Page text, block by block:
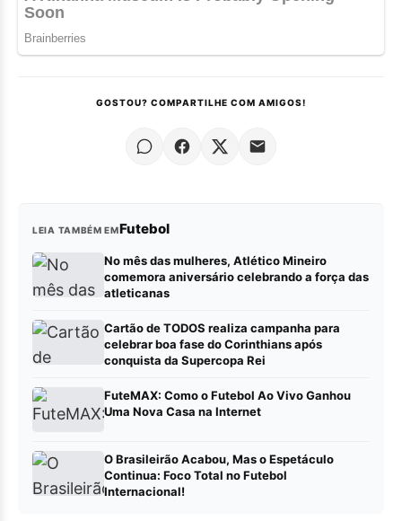
GOSTOU? COMPARTILHE COM AMIGOS!
LEIA TAMBÉM EMFutebol
No mês das mulheres, Atlético Mineiro
comemora aniversário celebrando a força das
atleticanas
Cartão de TODOS realiza campanha para
celebrar boa fase do Corinthians após
conquista da Supercopa Rei
FuteMAX: Como o Futebol Ao Vivo Ganhou
Uma Nova Casa na Internet
O Brasileirão Acabou, Mas o Espetáculo
Continua: Foco Total no Futebol
Internacional!